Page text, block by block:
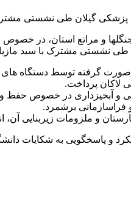
پزشکی گیلان طی نشستی
طی نشستی مشترک با سید
گرفته توسط دستگاه
و آبخیزداری در خصوص حفظ
فراسازمانی برشمرد.
آن، انجام پیگیری های لازم
و پاسخگویی به شکایات